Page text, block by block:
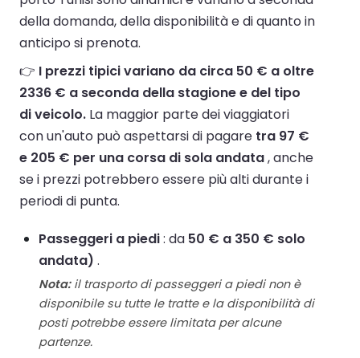
della domanda, della disponibilità e di quanto in
anticipo si prenota.
👉 I prezzi tipici variano da circa 50 € a oltre
2336 € a seconda della stagione e del tipo
di veicolo. La maggior parte dei viaggiatori
con un'auto può aspettarsi di pagare tra 97 €
e 205 € per una corsa di sola andata, anche
se i prezzi potrebbero essere più alti durante i
periodi di punta.
Passeggeri a piedi: da 50 € a 350 € solo
andata) .
Nota:il trasporto di passeggeri a piedi non è
disponibile su tutte le tratte e la disponibilità di
posti potrebbe essere limitata per alcune
partenze.